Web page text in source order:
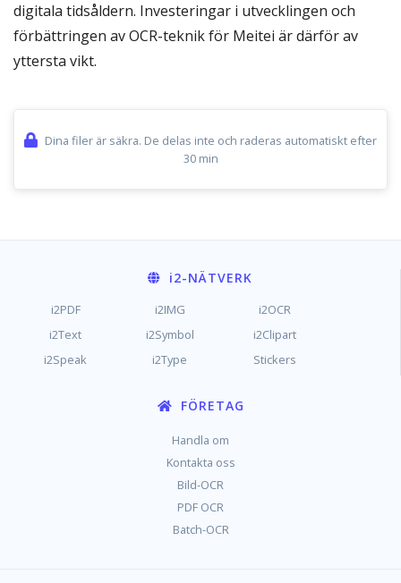
digitala tidsåldern. Investeringar i utvecklingen och
förbättringen av OCR-teknik för Meitei är därför av
yttersta vikt.
Dina filer är säkra. De delas inte och raderas automatiskt efter
30 min
i2-NÄTVERK
i2PDF i2IMG
i2OCR
i2Text
i2Symbol
i2Clipart
i2Speak
i2Type Stickers
FÖRETAG
Handla om
Kontakta oss
Bild-OCR
PDF OCR
Batch-OCR